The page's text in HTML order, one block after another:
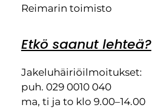
Reimarin toimisto
Etkö saanut lehteä?
Jakeluhäiriöilmoitukset:
puh. 029 0010 040
ma, ti ja to klo 9.00–14.00